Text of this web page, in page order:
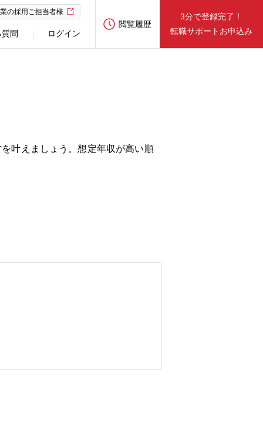
の採用ご担当者様
問 ログイン
閲覧履歴
3分で登録完了！
転職サポートお申込み
叶えましょう。想定年収が高い順